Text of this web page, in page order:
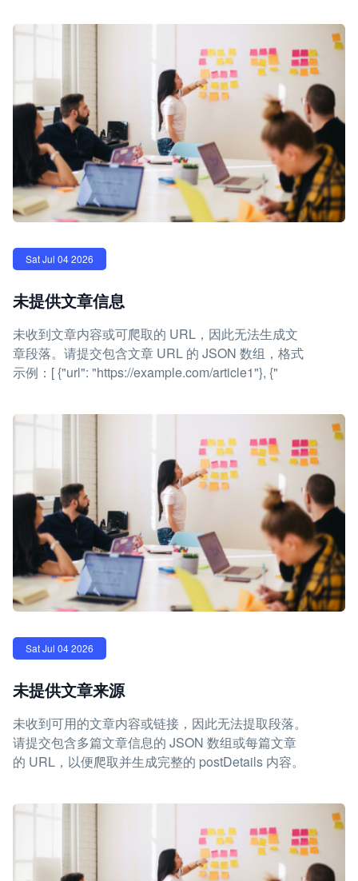
Sat Jul 04 2026
未提供文章信息
未收到文章内容或可爬取的 URL，因此无法生成文
章段落。请提交包含文章 URL 的 JSON 数组，格式
示例：[ {"url": "https://example.com/article1"}, {"
Sat Jul 04 2026
未提供文章来源
未收到可用的文章内容或链接，因此无法提取段落。
请提交包含多篇文章信息的 JSON 数组或每篇文章
的 URL，以便爬取并生成完整的 postDetails 内容。